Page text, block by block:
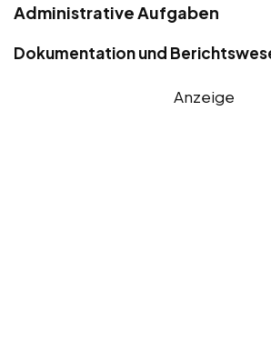
Administrative Aufgaben
Dokumentation und
Anzeige